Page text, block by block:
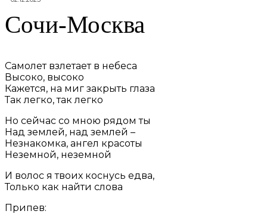
Сочи-Москва
Самолет взлетает в небеса
Высоко, высоко
Кажется, на миг закрыть глаза
Так легко, так легко
Но сейчас со мною рядом ты
Над землей, над землей –
Незнакомка, ангел красоты
Неземной, неземной
И волос я твоих коснусь едва,
Только как найти слова
Припев: